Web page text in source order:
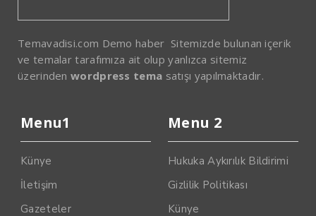
Temavadisi.com Demo haber Sitemizde bulunan içerik
ve temalar tarafımıza ait olup yanlızca sitemiz
üzerinden wordpress tema satışı yapılmaktadır.
Menu1
Künye
İletişim
Gazeteler
Menu 2
Hukuka Aykırılık Bildirimi
Gizlilik Politikası
Künye